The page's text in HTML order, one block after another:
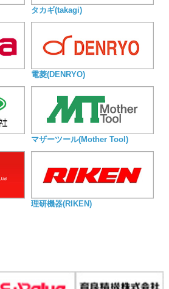
タカギ(takagi)
電菱(DENRYO)
マザーツール(Mother Tool)
理研機器(RIKEN)